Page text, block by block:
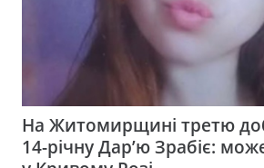
На Житомирщині третю
14-річну Дар’ю Зрабіє: